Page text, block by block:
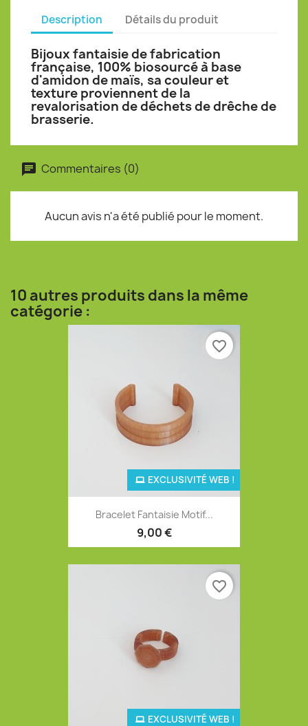
Description Détails du produit
Bijoux fantaisie de fabrication
française, 100% biosourcé à base
d'amidon de maïs, sa couleur et
texture proviennent de la
revalorisation de déchets de drêche de
brasserie.
Commentaires (0)
Aucun avis n'a été publié pour le moment.
10 autres produits dans la même
catégorie :
Bracelet Fantaisie Motif...
9,00 €
EXCLUSIVITÉ WEB !
favorite_border
EXCLUSIVITÉ WEB !
favorite_border